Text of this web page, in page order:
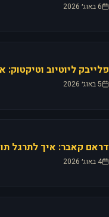
6 באוג׳ 2026
פלייבק ליוטיוב
5 באוג׳ 2026
דראם קאבר: איך לתרגל
4 באוג׳ 2026